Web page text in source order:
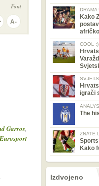
Font
Garros,
Eurosport
Kako
COOL ;)
igrači
The
ZNATE
Kako
nema prethodne stranice
sljedećeIzdvojeno